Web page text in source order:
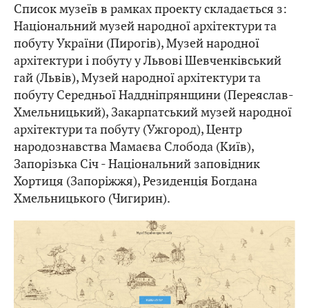
Список музеїв в рамках проекту складається з:
Національний музей народної архітектури та
побуту України (Пирогів), Музей народної
архітектури і побуту у Львові Шевченківський
гай (Львів), Музей народної архітектури та
побуту Середньої Наддніпрянщини (Переяслав-
Хмельницький), Закарпатський музей народної
архітектури та побуту (Ужгород), Центр
народознавства Мамаєва Слобода (Київ),
Запорізька Січ - Національний заповідник
Хортиця (Запоріжжя), Резиденція Богдана
Хмельницького (Чигирин).